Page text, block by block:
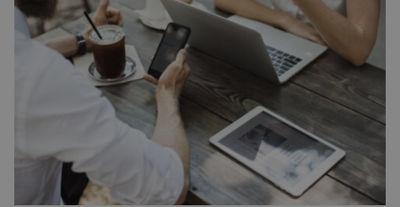
Zdá se, že nebezpečí bylo prozatím zažehnáno.
Máme se bát nové pandemie? Hantavirus […]